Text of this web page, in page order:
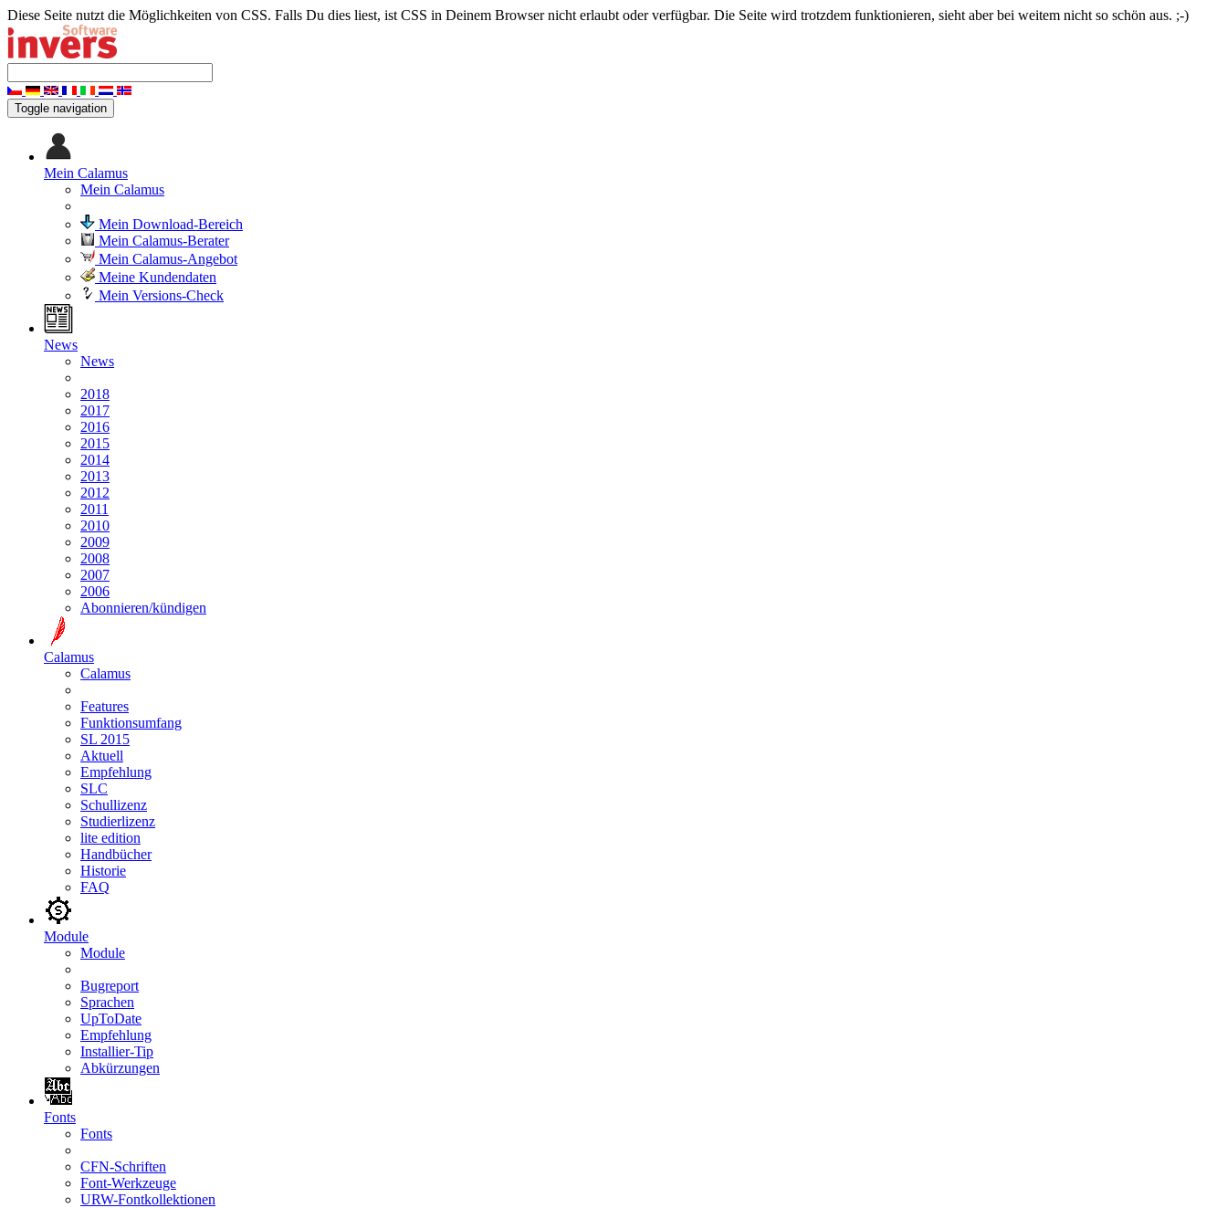
Diese Seite nutzt die Möglichkeiten von CSS. Falls Du dies liest, ist CSS in Deinem Browser nicht erlaubt oder verfügbar. Die Seite wird trotzdem funktionieren, sieht aber bei weitem nicht so schön aus. ;-)
Toggle navigation
Mein Calamus
Mein Calamus
Mein Download-Bereich
Mein Calamus-Berater
Mein Calamus-Angebot
Meine Kundendaten
Mein Versions-Check
News
News
2018
2017
2016
2015
2014
2013
2012
2011
2010
2009
2008
2007
2006
Abonnieren/kündigen
Calamus
Calamus
Features
Funktionsumfang
SL 2015
Aktuell
Empfehlung
SLC
Schullizenz
Studierlizenz
lite edition
Handbücher
Historie
FAQ
Module
Module
Bugreport
Sprachen
UpToDate
Empfehlung
Installier-Tip
Abkürzungen
Fonts
Fonts
CFN-Schriften
Font-Werkzeuge
URW-Fontkollektionen